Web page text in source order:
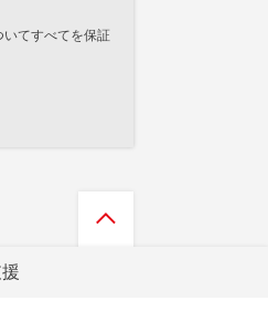
てすべてを保証